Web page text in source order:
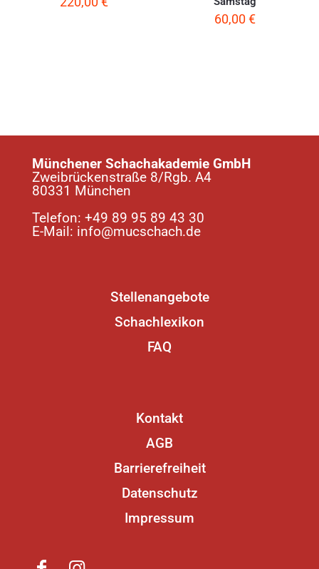
60,00€
Münchener Schachakademie GmbH
Zweibrückenstraße 8/Rgb. A4
80331 München
Telefon: +49 89 95 89 43 30
E-Mail: info@mucschach.de
Stellenangebote
Schachlexikon
FAQ
Kontakt
AGB
Barrierefreiheit
Datenschutz
Impressum